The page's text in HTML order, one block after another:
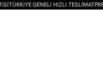
TÜRKIYE GENELI HIZLI TESLIMAT